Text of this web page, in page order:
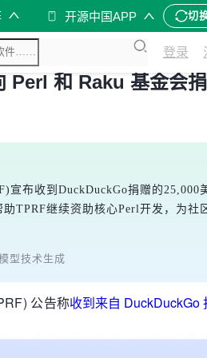
开源中国APP 切
登录
Perl 和 Raku 基金会
宣布收到DuckDuckGo捐赠的
TPRF继续资助核心Perl开发，为
型技术生成
公告称收到来自 DuckDuckGo